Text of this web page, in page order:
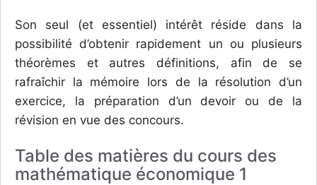
Son seul (et essentiel) intérêt réside dans la
possibilité d’obtenir rapidement un ou plusieurs
théorèmes et autres définitions, afin de se
rafraîchir la mémoire lors de la résolution d’un
exercice, la préparation d’un devoir ou de la
révision en vue des concours.
Table des matières du cours des
mathématique économique 1